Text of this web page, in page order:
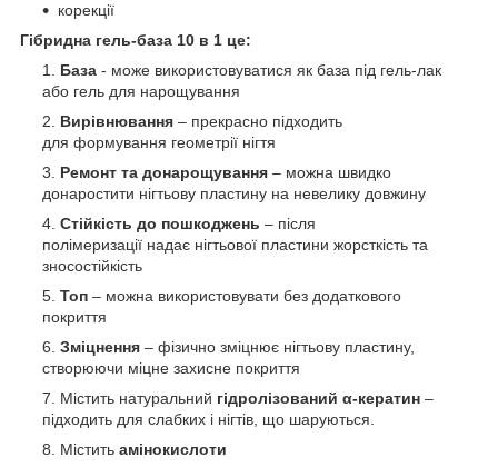
корекції
Гібридна гель-база 10 в 1 це:
База - може використовуватися як база під гель-лак
або гель для нарощування
Вирівнювання – прекрасно підходить
для формування геометрії нігтя
Ремонт та донарощування – можна швидко
донаростити нігтьову пластину на невелику довжину
Стійкість до пошкоджень – після
полімеризації надає нігтьової пластини жорсткість та
зносостійкість
Топ – можна використовувати без додаткового
покриття
Зміцнення – фізично зміцнює нігтьову пластину,
створюючи міцне захисне покриття
Містить натуральний гідролізований α-кератин –
підходить для слабких і нігтів, що шаруються.
Містить амінокислоти